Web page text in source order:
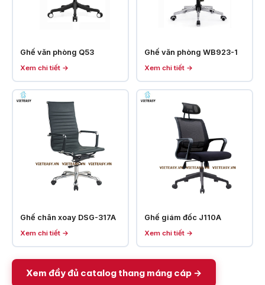
Ghế văn phòng Q53
Xem chi tiết →
Ghế văn phòng WB923-1
Xem chi tiết →
Ghế chân xoay DSG-317A
Xem chi tiết →
Ghế giám đốc J110A
Xem chi tiết →
Xem đầy đủ catalog thang máng cáp →